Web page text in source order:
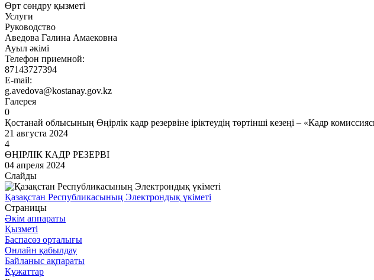
Өрт сөндру қызметі
Услуги
Руководство
Аведова Галина Амаековна
Ауыл әкімі
Телефон приемной:
87143727394
E-mail:
g.avedova@kostanay.gov.kz
Галерея
0
Қостанай облысының Өңірлік кадр резервіне іріктеудің төртінші кезеңі – «Кадр
21 августа 2024
4
ӨҢІРЛІК КАДР РЕЗЕРВІ
04 апреля 2024
Слайды
Қазақстан Республикасының Электрондық үкіметі
Страницы
Әкім аппараты
Қызметі
Баспасөз орталығы
Онлайн қабылдау
Байланыс ақпараты
Құжаттар